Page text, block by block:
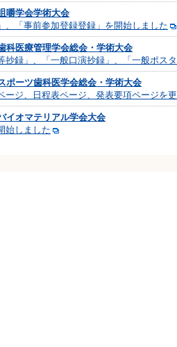
嚼学会学術大会
、「事前参加登録登録」を開始しました
科医療管理学会総会・学術大会
抄録」、「一般口演抄録」、「一般ポス
ポーツ歯科医学会総会・学術大会
ージ、日程表ページ、発表要項ページを
イオマテリアル学会大会
始しました